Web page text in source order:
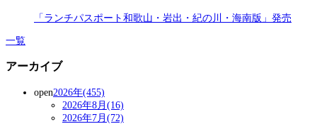
「ランチパスポート和歌山・岩出・紀の川・海南版」発売
一覧
アーカイブ
open2026年(455)
2026年8月(16)
2026年7月(72)